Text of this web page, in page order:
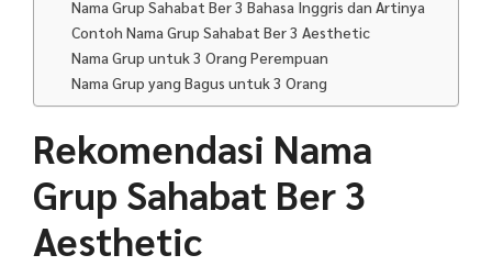
Nama Grup Sahabat Ber 3 Bahasa Inggris dan Artinya
Contoh Nama Grup Sahabat Ber 3 Aesthetic
Nama Grup untuk 3 Orang Perempuan
Nama Grup yang Bagus untuk 3 Orang
Rekomendasi Nama
Grup Sahabat Ber 3
Aesthetic